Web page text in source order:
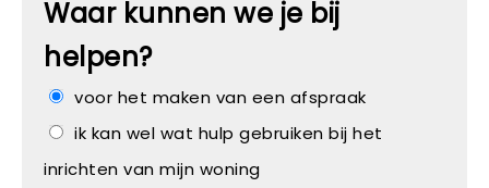
Waar kunnen we je bij
helpen?
voor het maken van een afspraak
ik kan wel wat hulp gebruiken bij het
inrichten van mijn woning